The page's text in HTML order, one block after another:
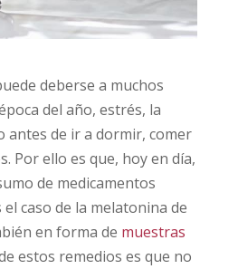
deberse a muchos
del año, estrés, la
antes de ir a dormir, comer
Por ello es que, hoy en día,
de medicamentos
caso de la melatonina de
en forma de muestras
estos remedios es que no